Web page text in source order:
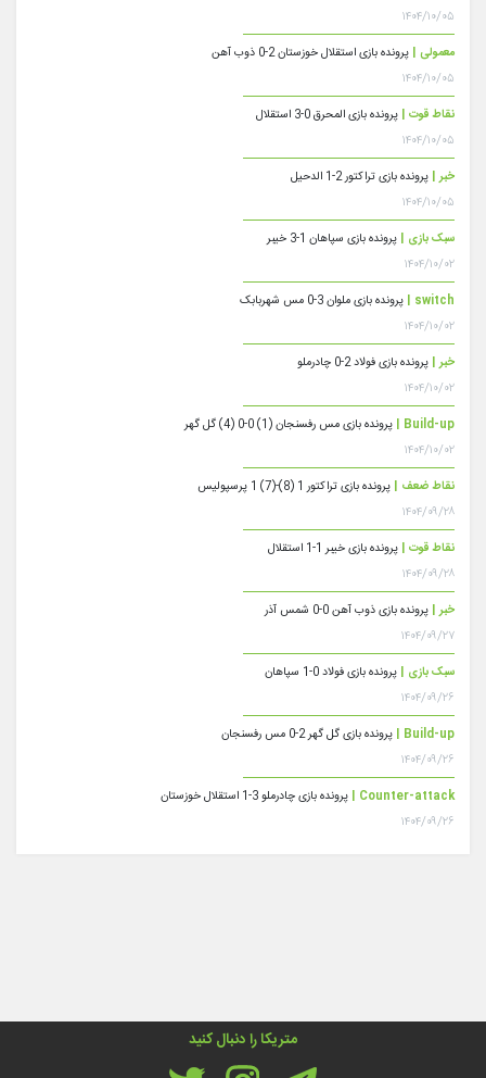
۱۴۰۴/۱۰/۰۵
معمولی | پرونده بازی استقلال خوزستان 2-0 ذوب آهن
۱۴۰۴/۱۰/۰۵
نقاط قوت | پرونده بازی المحرق 0-3 استقلال
۱۴۰۴/۱۰/۰۵
خبر | پرونده بازی تراکتور 2-1 الدحیل
۱۴۰۴/۱۰/۰۵
سبک بازی | پرونده بازی سپاهان 1-3 خیبر
۱۴۰۴/۱۰/۰۲
switch | پرونده بازی ملوان 3-0 مس شهربابک
۱۴۰۴/۱۰/۰۲
خبر | پرونده بازی فولاد 2-0 چادرملو
۱۴۰۴/۱۰/۰۲
Build-up | پرونده بازی مس رفسنجان (1) 0-0 (4) گل گهر
۱۴۰۴/۱۰/۰۲
نقاط ضعف | پرونده بازی تراکتور 1 (8)-(7) 1 پرسپولیس
۱۴۰۴/۰۹/۲۸
نقاط قوت | پرونده بازی خیبر 1-1 استقلال
۱۴۰۴/۰۹/۲۸
خبر | پرونده بازی ذوب آهن 0-0 شمس آذر
۱۴۰۴/۰۹/۲۷
سبک بازی | پرونده بازی فولاد 0-1 سپاهان
۱۴۰۴/۰۹/۲۶
Build-up | پرونده بازی گل گهر 2-0 مس رفسنجان
۱۴۰۴/۰۹/۲۶
Counter-attack | پرونده بازی چادرملو 3-1 استقلال خوزستان
۱۴۰۴/۰۹/۲۶
متریکا را دنبال کنید